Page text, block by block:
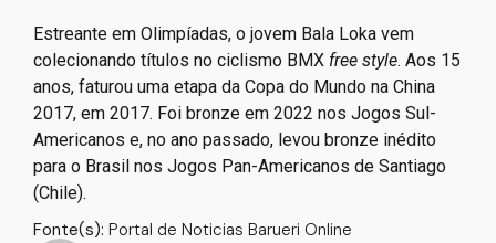
Estreante em Olimpíadas, o jovem Bala Loka vem
colecionando títulos no ciclismo BMX free style. Aos 15
anos, faturou uma etapa da Copa do Mundo na China
2017, em 2017. Foi bronze em 2022 nos Jogos Sul-
Americanos e, no ano passado, levou bronze inédito
para o Brasil nos Jogos Pan-Americanos de Santiago
(Chile).
Fonte(s): Portal de Noticias Barueri Online